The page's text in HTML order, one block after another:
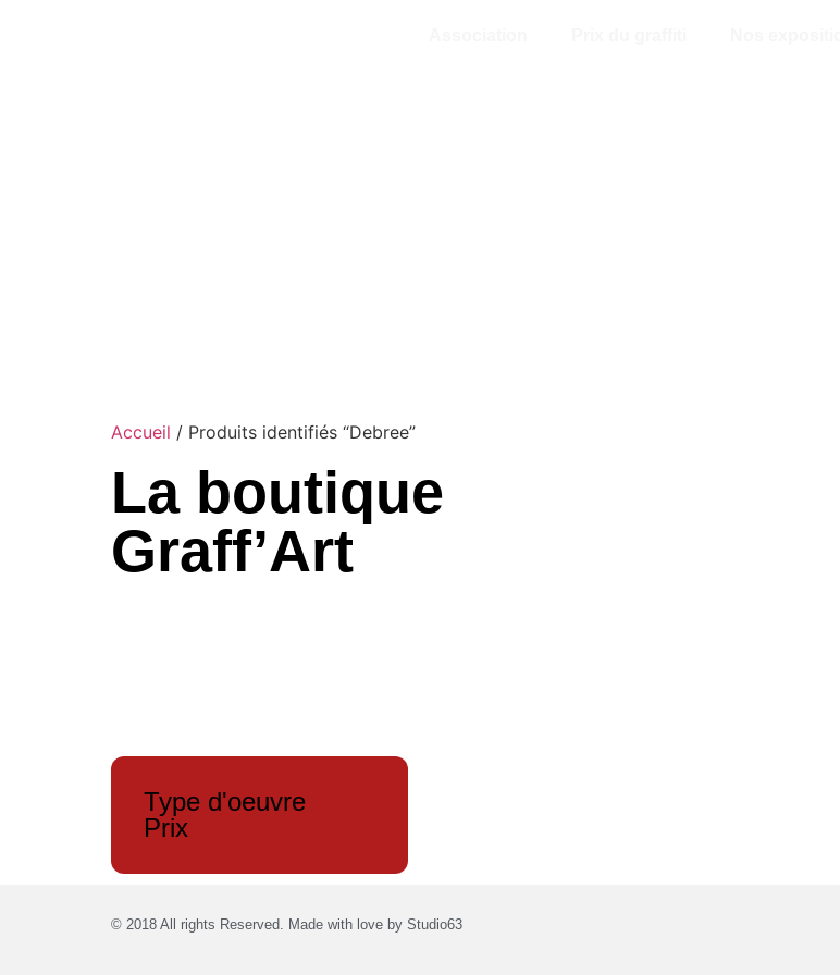
Accueil / Produits identifiés “Debree”
La boutique
Graff’Art​
Type d'oeuvre
Prix
© 2018 All rights Reserved. Made with love by Studio63